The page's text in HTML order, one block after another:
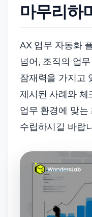
마무리하
AX 업무 자동화
넘어, 조직의 업
잠재력을 가지고
제시된 사례와 체
업무 환경에 맞는
수립하시길 바랍